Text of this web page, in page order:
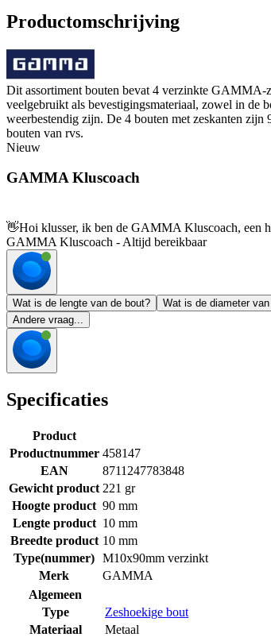
Productomschrijving
Dit assortiment bouten bevat 4 verzinkte GAMMA-
veelgebruikt als bevestigingsmateriaal, zowel in de
weerbestendig zijn. De 4 bouten met zeskanten zijn
bouten van rvs.
Nieuw
GAMMA Kluscoach
👋Hoi klusser, ik ben de GAMMA Kluscoach, een
GAMMA Kluscoach - Altijd bereikbaar
Wat is de lengte van de bout? Wat is de diameter
Andere vraag...
Specificaties
Product
Productnummer 458147
EAN
8711247783848
Gewicht product 221 gr
Hoogte product 90 mm
Lengte product 10 mm
Breedte product 10 mm
Type(nummer) M10x90mm verzinkt
Merk
GAMMA
Algemeen
Type
Zeshoekige bout
Materiaal
Metaal